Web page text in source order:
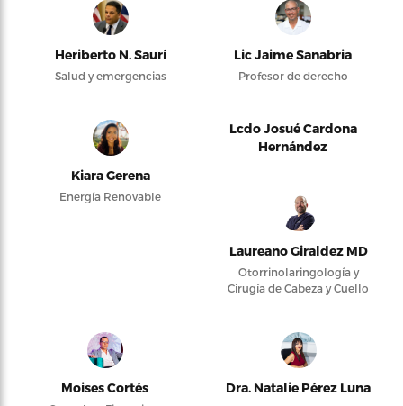
Heriberto N. Saurí
Salud y emergencias
Lic Jaime Sanabria
Profesor de derecho
Kiara Gerena
Energía Renovable
Lcdo Josué Cardona
Hernández
Laureano Giraldez MD
Otorrinolaringología y
Cirugía de Cabeza y Cuello
Moises Cortés Dra. Natalie Pérez Luna